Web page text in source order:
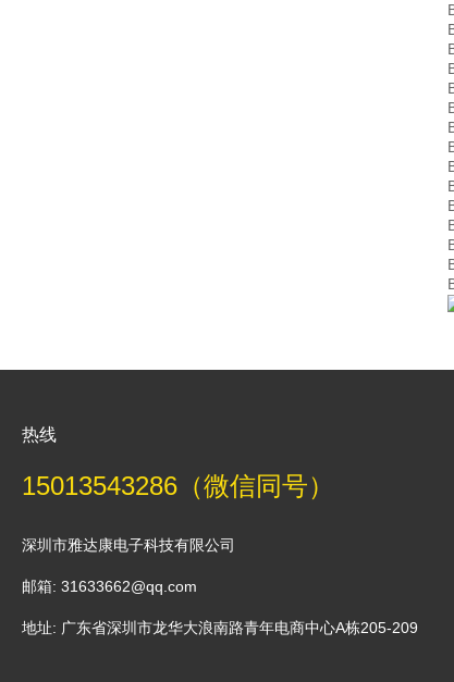
热线
15013543286（微信同号）
深圳市雅达康电子科技有限公司
邮箱: 31633662@qq.com
地址: 广东省深圳市龙华大浪南路青年电商中心A栋205-209